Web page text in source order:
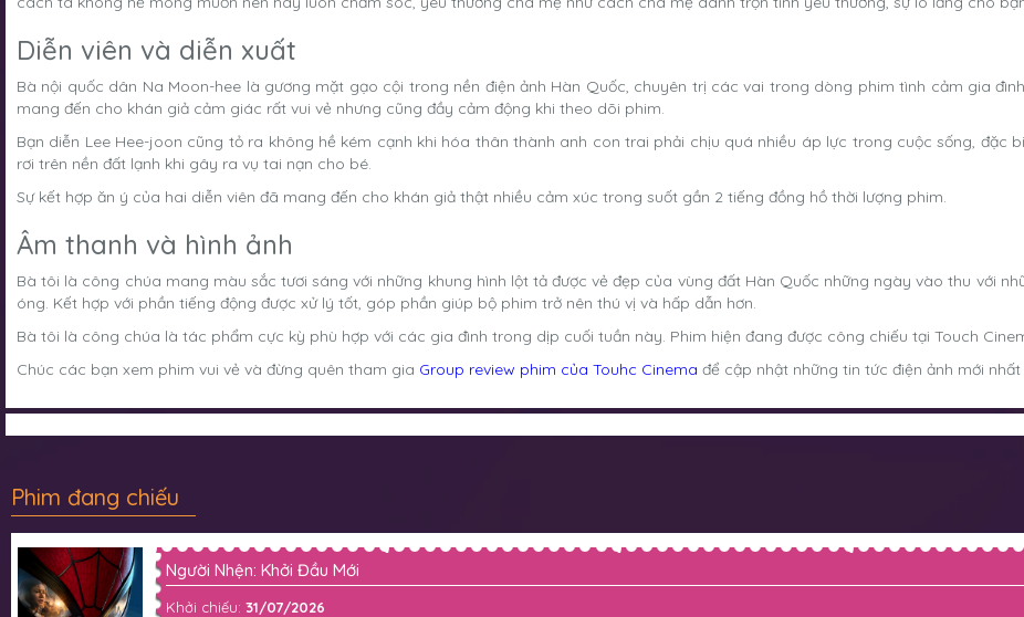
Diễn viên và diễn xuất
Bà nội quốc dân Na Moon-hee là gương mặt gạo cội trong nền điện ảnh Hàn Quốc, chuyên trị các vai trong dòng phim tình cảm gia
mang đến cho khán giả cảm giác rất vui vẻ nhưng cũng đầy cảm động khi theo dõi phim.
Bạn diễn Lee Hee-joon cũng tỏ ra không hề kém cạnh khi hóa thân thành anh con trai phải chịu quá nhiều áp lực trong cuộc sống,
rơi trên nền đất lạnh khi gây ra vụ tai nạn cho bé.
Sự kết hợp ăn ý của hai diễn viên đã mang đến cho khán giả thật nhiều cảm xúc trong suốt gần 2 tiếng đồng hồ thời lượng phim.
Âm thanh và hình ảnh
Bà tôi là công chúa mang màu sắc tươi sáng với những khung hình lột tả được vẻ đẹp của vùng đất Hàn Quốc những ngày vào thu với
óng. Kết hợp với phần tiếng động được xử lý tốt, góp phần giúp bộ phim trở nên thú vị và hấp dẫn hơn.
Bà tôi là công chúa là tác phẩm cực kỳ phù hợp với các gia đình trong dịp cuối tuần này. Phim hiện đang được công chiếu tại Touch
Chúc các bạn xem phim vui vẻ và đừng quên tham gia Group review phim của Touhc Cinema để cập nhật những tin tức điện ảnh mới
Phim đang chiếu
Người Nhện: Khởi Đầu Mới
Khởi chiếu: 31/07/2026